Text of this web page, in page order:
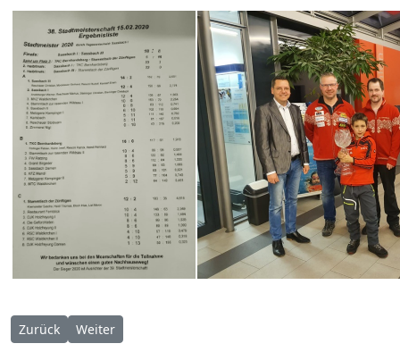
Vorheriger Beitrag: Pokalturnier Spiegelau 22.02.2020
Zurück Nächster Beitrag: 2. Bundesliga RR Buchloe
Weiter